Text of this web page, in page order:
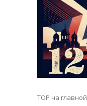
TOP на главной